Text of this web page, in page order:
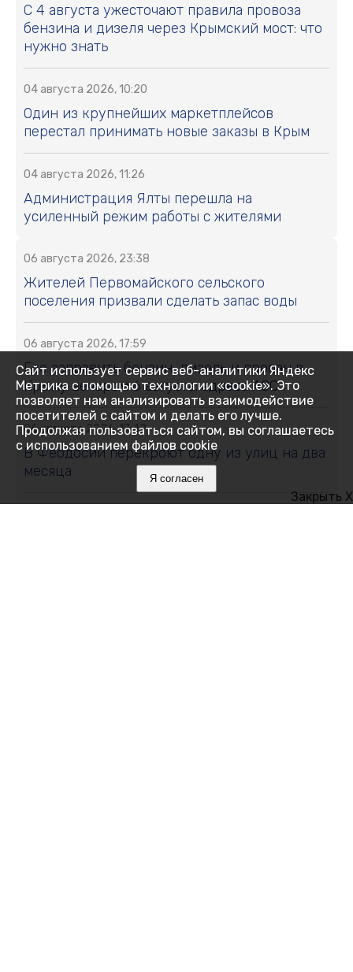
С 4 августа ужесточают правила провоза
бензина и дизеля через Крымский мост: что
нужно знать
04 августа 2026, 10:20
Один из крупнейших маркетплейсов
перестал принимать новые заказы в Крым
04 августа 2026, 11:26
Администрация Ялты перешла на
усиленный режим работы с жителями
06 августа 2026, 23:38
Жителей Первомайского сельского
поселения призвали сделать запас воды
06 августа 2026, 17:59
Где заправить бензин, дизель и пропан в
Крыму вечером 6 августа: адреса АЗС
06 августа 2026, 17:42
В Феодосии перекроют одну из улиц на два
месяца
Закрыть X
Сайт использует сервис веб-аналитики Яндекс
Метрика с помощью технологии «cookie». Это
позволяет нам анализировать взаимодействие
посетителей с сайтом и делать его лучше.
Продолжая пользоваться сайтом, вы соглашаетесь
с использованием файлов cookie
Я согласен